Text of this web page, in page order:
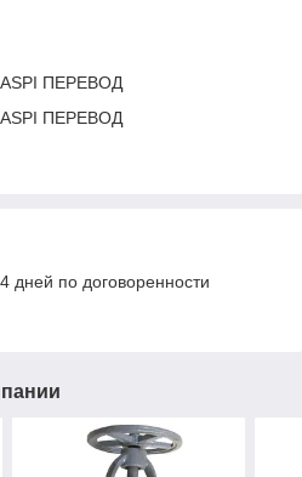
ПЕРЕВОД
ПЕРЕВОД
дней по договоренности